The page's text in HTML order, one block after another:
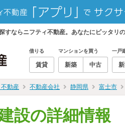
すならニフティ不動産。あなたにピッタリ
借りる
賃貸
マンションを買う
新築 中古
一戸
動産 不動産会社 静岡県 富士市
設の詳細情報